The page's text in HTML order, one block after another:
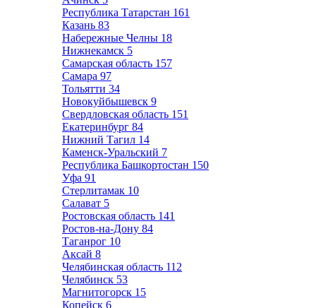
Республика Татарстан 161
Казань 83
Набережные Челны 18
Нижнекамск 5
Самарская область 157
Самара 97
Тольятти 34
Новокуйбышевск 9
Свердловская область 151
Екатеринбург 84
Нижний Тагил 14
Каменск-Уральский 7
Республика Башкортостан 150
Уфа 91
Стерлитамак 10
Салават 5
Ростовская область 141
Ростов-на-Дону 84
Таганрог 10
Аксай 8
Челябинская область 112
Челябинск 53
Магнитогорск 15
Копейск 6